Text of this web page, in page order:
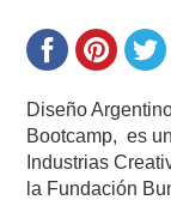
Diseño
Bootcamp, es
Industrias
la Fundación